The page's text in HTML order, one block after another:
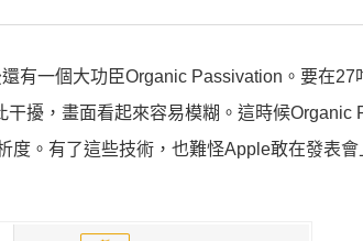
有一個大功臣Organic Passivation。 要在27
擾，畫面看起來容易模糊。這時候Organic
。有了這些技術，也難怪Apple敢在發表